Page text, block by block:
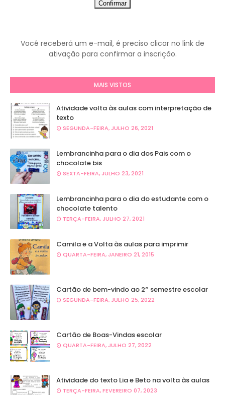
Você receberá um e-mail, é preciso clicar no link de
ativação para confirmar a inscrição.
MAIS VISTOS
Atividade volta às aulas com interpretação de
texto
SEGUNDA-FEIRA, JULHO 26, 2021
Lembrancinha para o dia dos Pais com o
chocolate bis
SEXTA-FEIRA, JULHO 23, 2021
Lembrancinha para o dia do estudante com o
chocolate talento
TERÇA-FEIRA, JULHO 27, 2021
Camila e a Volta às aulas para imprimir
QUARTA-FEIRA, JANEIRO 21, 2015
Cartão de bem-vindo ao 2º semestre escolar
SEGUNDA-FEIRA, JULHO 25, 2022
Cartão de Boas-Vindas escolar
QUARTA-FEIRA, JULHO 27, 2022
Atividade do texto Lia e Beto na volta às aulas
TERÇA-FEIRA, FEVEREIRO 07, 2023